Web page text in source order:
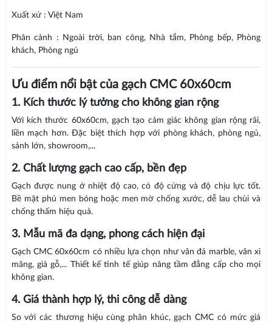
Xuất xứ : Việt Nam
Phân cảnh : Ngoài trời, ban công, Nhà tắm, Phòng bếp, Phòng
khách, Phòng ngủ
Ưu điểm nổi bật của gạch CMC 60x60cm
1. Kích thước lý tưởng cho không gian rộng
Với kích thước 60x60cm, gạch tạo cảm giác không gian rộng rãi,
liền mạch hơn. Đặc biệt thích hợp với phòng khách, phòng ngủ,
sảnh lớn, showroom,...
2. Chất lượng gạch cao cấp, bền đẹp
Gạch được nung ở nhiệt độ cao, có độ cứng và độ chịu lực tốt.
Bề mặt phủ men bóng hoặc men mờ chống xước, dễ lau chùi và
chống thấm hiệu quả.
3. Mẫu mã đa dạng, phong cách hiện đại
Gạch CMC 60x60cm có nhiều lựa chọn như vân đá marble, vân xi
măng, giả gỗ,... Thiết kế tinh tế giúp nâng tầm đẳng cấp cho mọi
không gian.
4. Giá thành hợp lý, thi công dễ dàng
So với các thương hiệu cùng phân khúc, gạch CMC có mức giá